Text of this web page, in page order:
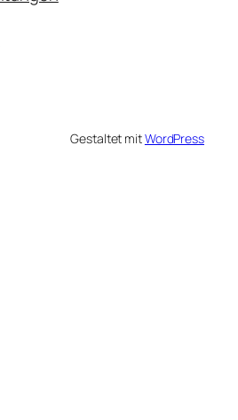
Gestaltet mitWordPress